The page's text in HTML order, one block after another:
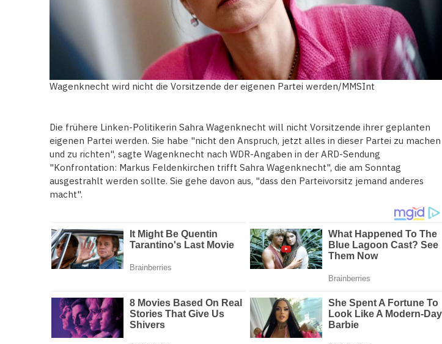
Wagenknecht wird nicht die Vorsitzende der eigenen Partei werden/MMSInt
Die frühere Linken-Politikerin Sahra Wagenknecht will nicht Vorsitzende ihrer geplanten
eigenen Partei werden. Sie habe "nicht den Anspruch, jetzt alles in dieser Partei zu machen
und zu richten", sagte Wagenknecht nach WDR-Angaben in der ARD-Sendung
"Konfrontation: Markus Feldenkirchen trifft Sahra Wagenknecht", die am Sonntag
ausgestrahlt werden sollte. Sie gehe davon aus, "dass den Parteivorsitz jemand anderes
macht".